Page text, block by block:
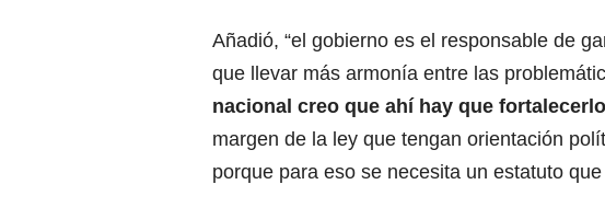
Añadió, “el gobierno es el responsable de
que llevar más armonía entre las
nacional creo que ahí hay que
margen de la ley que tengan orientación
porque para eso se necesita un estatuto